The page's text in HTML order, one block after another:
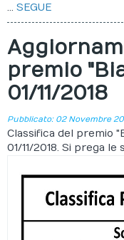
... SEGUE
premio
01/11/2018
Pubblicato: 02 Novembre
Classifica del premio
01/11/2018. Si prega